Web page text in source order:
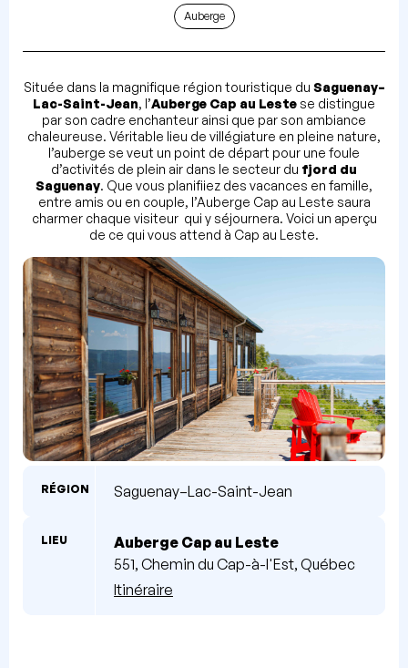
Auberge
Située dans la magnifique région touristique du Saguenay–
Lac-Saint-Jean, l’Auberge Cap au Lestese distingue
par son cadre enchanteur ainsi que par son ambiance
chaleureuse. Véritable lieu de villégiature en pleine nature,
l’auberge se veut un point de départ pour une foule
d’activités de plein air dans le secteur du fjord du
Saguenay. Que vous planifiiez des vacances en famille,
entre amis ou en couple, l’Auberge Cap au Leste saura
charmer chaque visiteur qui y séjournera. Voici un aperçu
de ce qui vous attend à Cap au Leste.
RÉGION Saguenay–Lac-Saint-Jean
LIEU
Auberge Cap au Leste
551, Chemin du Cap-à-l'Est, Québec
Itinéraire